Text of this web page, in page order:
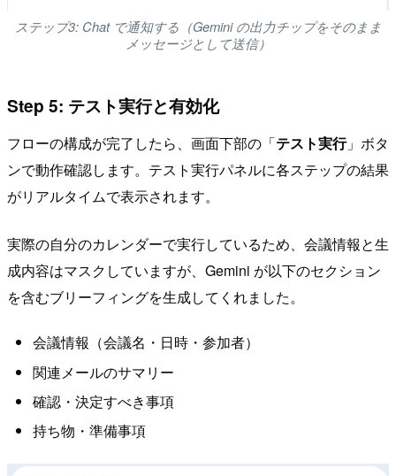
ステップ3: Chat で通知する（Gemini の出力チップをそのまま
メッセージとして送信）
Step 5: テスト実行と有効化
フローの構成が完了したら、画面下部の「テスト実行」ボタ
ンで動作確認します。テスト実行パネルに各ステップの結果
がリアルタイムで表示されます。
実際の自分のカレンダーで実行しているため、会議情報と生
成内容はマスクしていますが、Gemini が以下のセクション
を含むブリーフィングを生成してくれました。
会議情報（会議名・日時・参加者）
関連メールのサマリー
確認・決定すべき事項
持ち物・準備事項